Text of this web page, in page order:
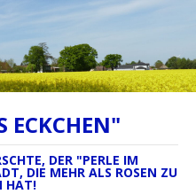
ECKCHEN"
DER "PERLE IM
DIE MEHR ALS ROSEN ZU
HAT!